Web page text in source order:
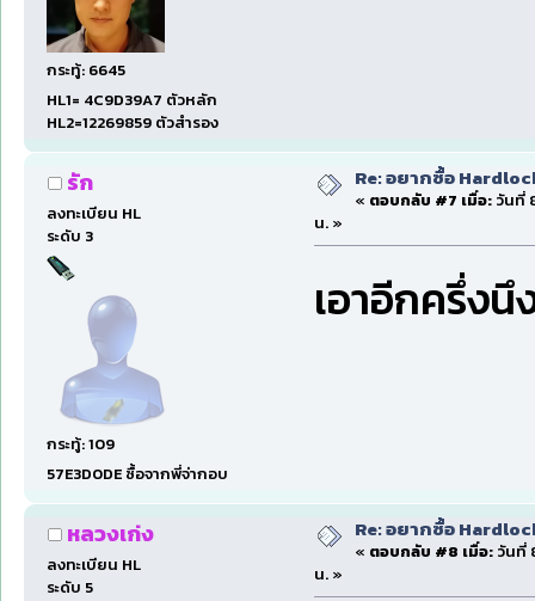
กระทู้: 6645
HL1= 4C9D39A7 ตัวหลัก
HL2=12269859 ตัวสำรอง
รัก
ลงทะเบียน HL
ระดับ 3
กระทู้: 109
57E3D0DE ซื้อจากพี่จ่ากอบ
Re: อยากซื้อ
« ตอบกลับ #7 เมื่อ:วันที่
น. »
เอาอีกครึ่ง
หลวงเก่ง
ลงทะเบียน HL
ระดับ 5
Re: อยากซื้อ
« ตอบกลับ #8 เมื่อ:วันที่
น. »